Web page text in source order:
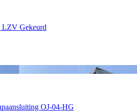
LZV Gekeurd
OJ-04-HG